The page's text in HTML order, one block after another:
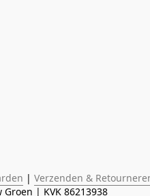
| Verzenden &
| KVK 86213938